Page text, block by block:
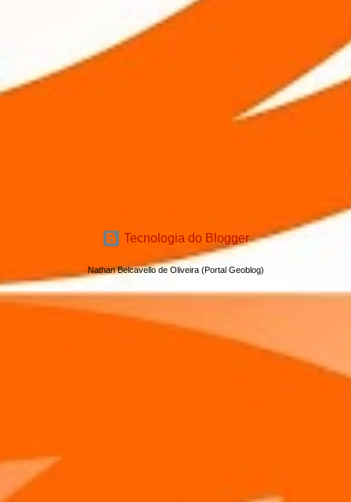
Tecnologia do Blogger
Nathan Belcavello de Oliveira (Portal Geoblog)